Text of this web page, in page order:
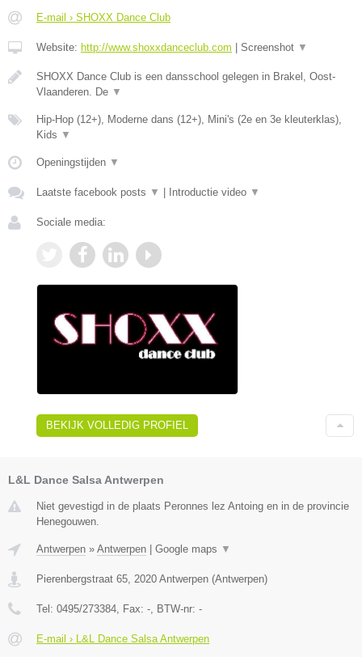
E-mail › SHOXX Dance Club
Website: http://www.shoxxdanceclub.com | Screenshot ▼
SHOXX Dance Club is een dansschool gelegen in Brakel, Oost-
Vlaanderen. De ▼
Hip-Hop (12+), Moderne dans (12+), Mini's (2e en 3e kleuterklas),
Kids ▼
Openingstijden ▼
Laatste facebook posts ▼ | Introductie video ▼
Sociale media:
BEKIJK VOLLEDIG PROFIEL
L&L Dance Salsa Antwerpen
Niet gevestigd in de plaats Peronnes lez Antoing en in de provincie
Henegouwen.
Antwerpen » Antwerpen | Google maps ▼
Pierenbergstraat 65 2020 Antwerpen (Antwerpen)
Tel: 0495/273384 , Fax: - , BTW-nr: -
E-mail › L&L Dance Salsa Antwerpen